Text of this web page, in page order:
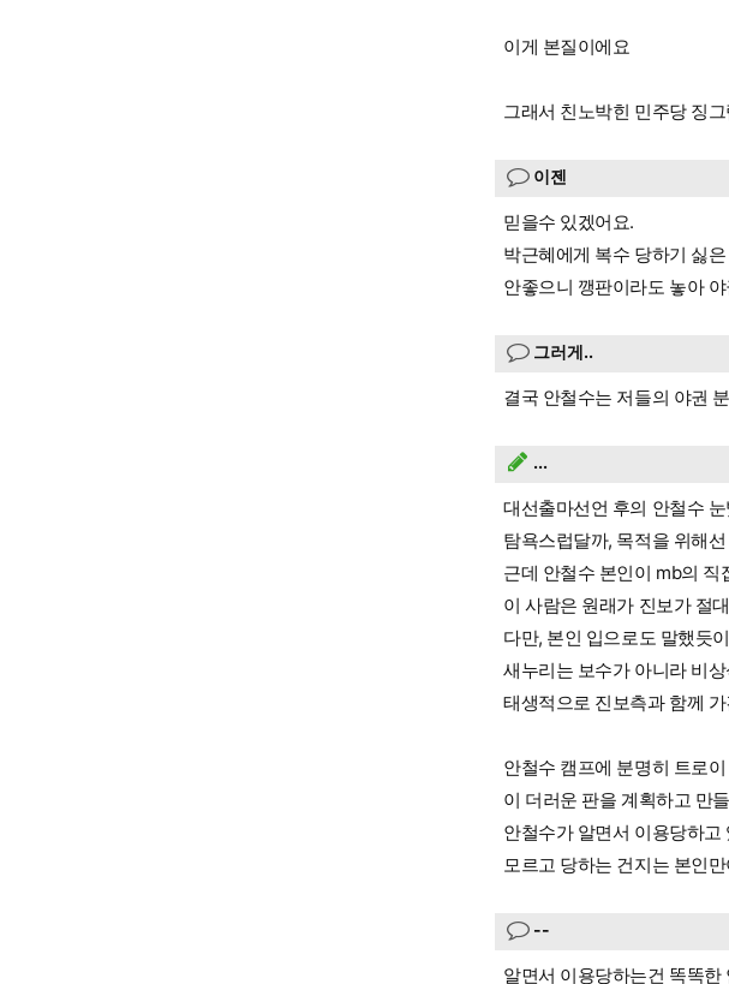
이게 본질이에요
그래서 친노박힌 민주당 징
이젠
믿을수 있겠어요.
박근혜에게 복수 당하기 싫
안좋으니 깽판이라도 놓아
그러게..
결국 안철수는 저들의 야권
...
대선출마선언 후의 안철수
탐욕스럽달까, 목적을 위해
근데 안철수 본인이 mb의
이 사람은 원래가 진보가 절
다만, 본인 입으로도 말했듯
새누리는 보수가 아니라 비
태생적으로 진보측과 함께
안철수 캠프에 분명히 트로
이 더러운 판을 계획하고 만
안철수가 알면서 이용당하고
모르고 당하는 건지는 본인
--
알면서 이용당하는건 똑똑